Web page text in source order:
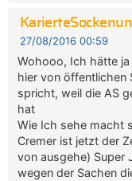
27/08/2016 00:59
Wohooo, Ich hätte
hier von öffentlichen
spricht, weil die AS
hat
Wie Ich sehe macht
Cremer ist jetzt der
von ausgehe) Super
wegen der Sachen